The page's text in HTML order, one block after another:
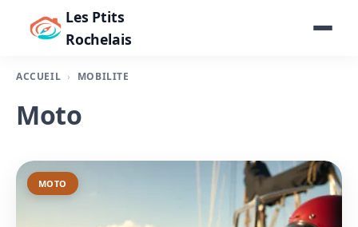
Les Ptits
Rochelais
ACCUEIL MOBILITÉ
Moto
MOTO